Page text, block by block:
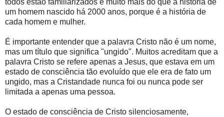
todos estão familiarizados é muito mais do que a história de
um homem nascido há 2000 anos, porque é a história de
cada homem e mulher.
É importante entender que a palavra Cristo não é um nome,
mas um título que significa "ungido". Muitos acreditam que a
palavra Cristo se refere apenas a Jesus, que estava em um
estado de consciência tão evoluído que ele era de fato um
ungido, mas a Cristandade nunca foi ou nunca pode ser
limitada a apenas uma pessoa.
O estado de consciência de Cristo silenciosamente,